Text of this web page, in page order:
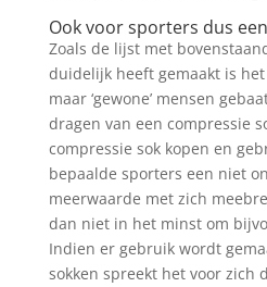
Ook voor sporters dus
Zoals de lijst met
duidelijk heeft gemaakt is
maar ‘gewone’ mensen
dragen van een compressie
compressie sok kopen en
bepaalde sporters een niet
meerwaarde met zich
dan niet in het minst om
Indien er gebruik wordt
sokken spreekt het voor zich